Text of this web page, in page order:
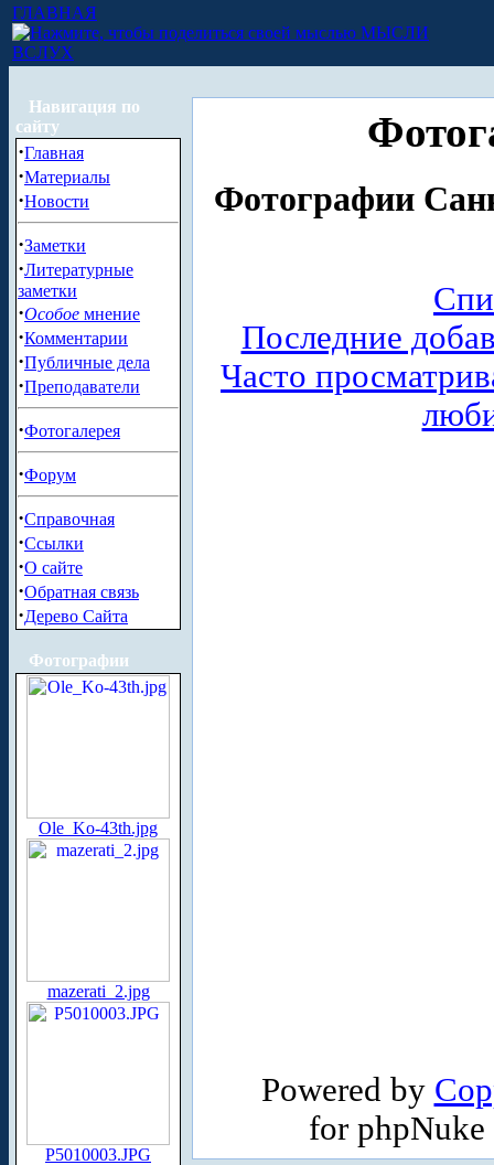
ГЛАВНАЯ
МЫСЛИ
ВСЛУХ
Навигация по
сайту
·Главная
·Материалы
·Новости
·Заметки
·Литературные
заметки
·Особое мнение
·Комментарии
·Публичные дела
·Преподаватели
·Фотогалерея
·Форум
·Справочная
·Ссылки
·О сайте
·Обратная связь
·Дерево Сайта
Фотографии
Ole_Ko-43th.jpg
mazerati_2.jpg
P5010003.JPG
Фотографии
Последние
Часто
Powered by
for